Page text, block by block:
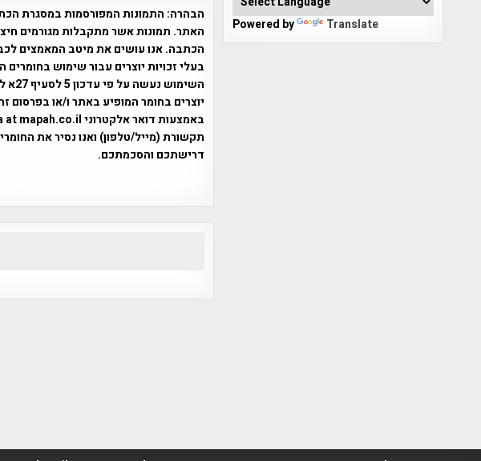
הבהרה: התמונות המפורסמות במסגרת
האתר. תמונות אשר מתקבלות מגורמים
הכתבה. אנו עושים את מיטב המאמצים
בעלי זכויות יוצרים עבור שימוש
יוצרים בחומר המופיע באתר ו/או בפרסום
תקשורת (מייל/טלפון) ואנו נסיר את
דרישתכם והסכמתכם.
Powered by Translate